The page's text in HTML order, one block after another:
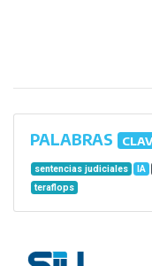
PALABRAS
sentencias judiciales IA
teraflops